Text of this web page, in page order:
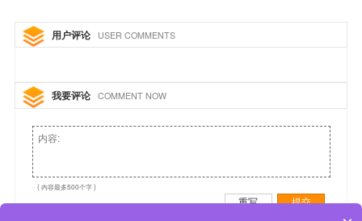
用户评论 USER COMMENTS
我要评论 COMMENT NOW
( 内容最多500个字 )
重写 提交